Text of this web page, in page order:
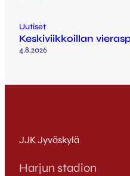
Uutiset
Keskiviikkoillan
4.8.2026
JJK Jyväskylä
Harjun stadion